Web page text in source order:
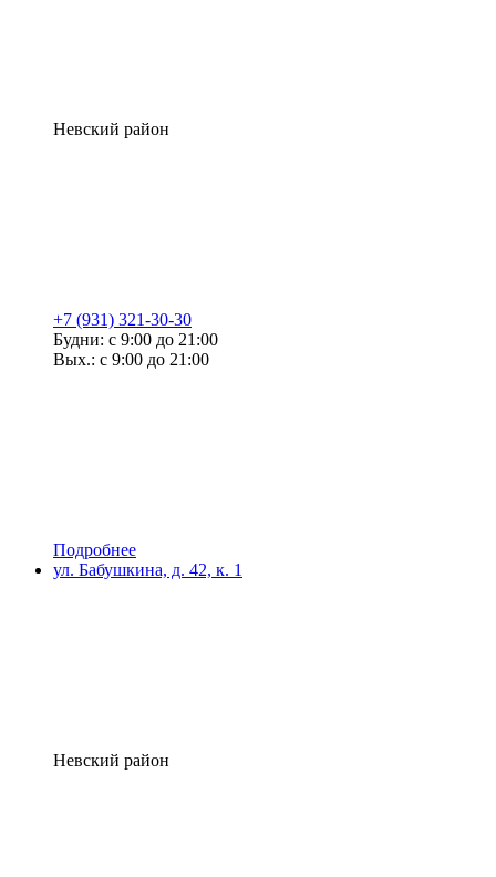
Невский район
+7 (931) 321-30-30
Будни: с 9:00 до 21:00
Вых.: с 9:00 до 21:00
Подробнее
ул. Бабушкина, д. 42, к. 1
Невский район